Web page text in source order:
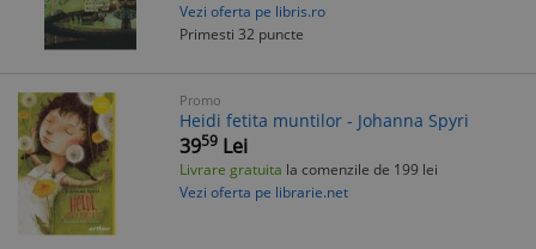
Vezi oferta pe libris.ro
Primesti 32 puncte
Promo
Heidi fetita muntilor - Johanna Spyri
3959 Lei
Livrare gratuita la comenzile de 199 lei
Vezi oferta pe librarie.net